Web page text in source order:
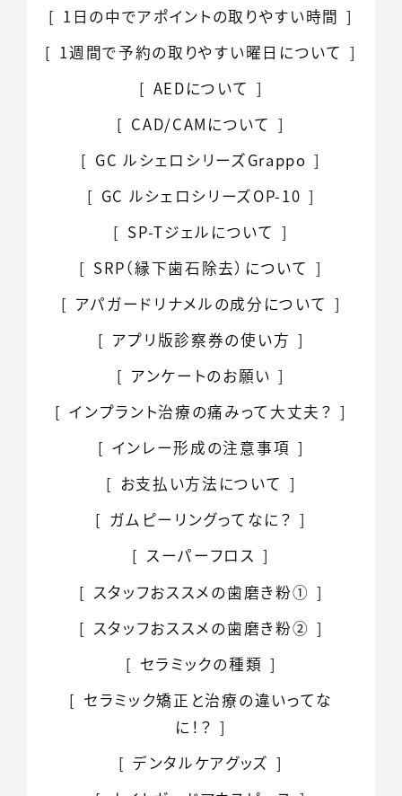
1日の中でアポイントの取りやすい時間
1週間で予約の取りやすい曜日について
AEDについて
CAD/CAMについて
GC ルシェロシリーズGrappo
GC ルシェロシリーズOP-10
SP-Tジェルについて
SRP（縁下歯石除去）について
アパガードリナメルの成分について
アプリ版診察券の使い方
アンケートのお願い
インプラント治療の痛みって大丈夫？
インレー形成の注意事項
お支払い方法について
ガムピーリングってなに？
スーパーフロス
スタッフおススメの歯磨き粉①
スタッフおススメの歯磨き粉②
セラミックの種類
セラミック矯正と治療の違いってな
に！？
デンタルケアグッズ